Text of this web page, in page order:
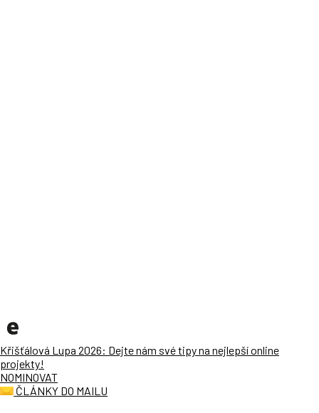
Křišťálová Lupa 2026: Dejte nám své tipy na nejlepší online
projekty!
NOMINOVAT
ČLÁNKY DO MAILU